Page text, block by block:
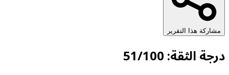
مشاركة هذا التقرير
درجة الثقة: 51/100